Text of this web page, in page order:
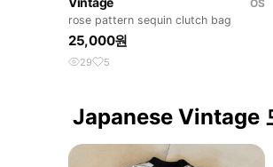
OS
rose pattern sequin clutch bag
25,000원
29 5
Japanese Vintage